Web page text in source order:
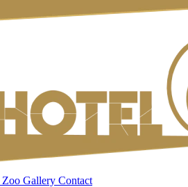
Zoo Gallery Contact